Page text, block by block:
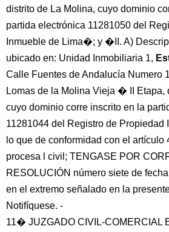
distrito de La Molina, cuyo dominio
partida electrónica 11281050 del
Inmueble de Lima�; y �II. A)
ubicado en: Unidad Inmobiliaria 1,
Calle Fuentes de Andalucía Numero
Lomas de la Molina Vieja � II Etapa,
cuyo dominio corre inscrito en la
11281044 del Registro de Propiedad
lo que de conformidad con el
procesa l civil; TENGASE POR
RESOLUCIÓN número siete de
en el extremo señalado en la
Notifíquese. -
11� JUZGADO CIVIL-COMERCIAL